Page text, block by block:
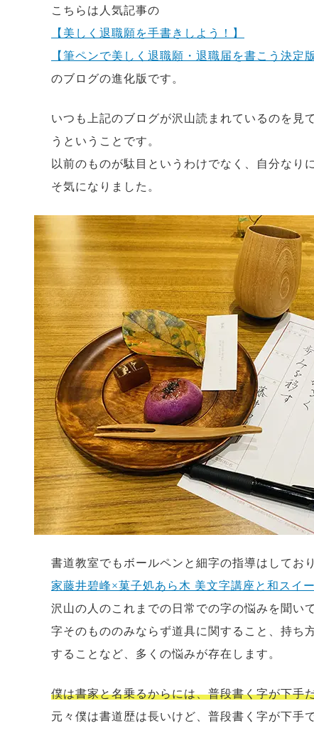
こちらは人気記事の
【美しく退職願を手書きしよう！】
【筆ペンで美しく退職願・退職届を書こう決定版
のブログの進化版です。
いつも上記のブログが沢山読まれているのを見
うということです。
以前のものが駄目というわけでなく、自分なり
そ気になりました。
書道教室でもボールペンと細字の指導はしてお
家藤井碧峰×菓子処あら木 美文字講座と和スイー
沢山の人のこれまでの日常での字の悩みを聞い
字そのもののみならず道具に関すること、持ち
することなど、多くの悩みが存在します。
僕は書家と名乗るからには、普段書く字が下手
元々僕は書道歴は長いけど、普段書く字が下手